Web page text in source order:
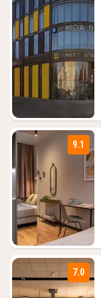
9.1
7.0